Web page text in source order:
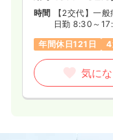
時間
【2交代】一
日勤 8:30～
年間休日121日
4
気に